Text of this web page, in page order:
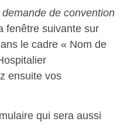
de convention
fenêtre suivante sur
le cadre « Nom de
ensuite vos
qui sera aussi